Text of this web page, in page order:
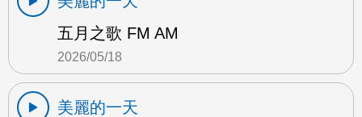
五月之歌 FM AM
2026/05/18
美麗的一天